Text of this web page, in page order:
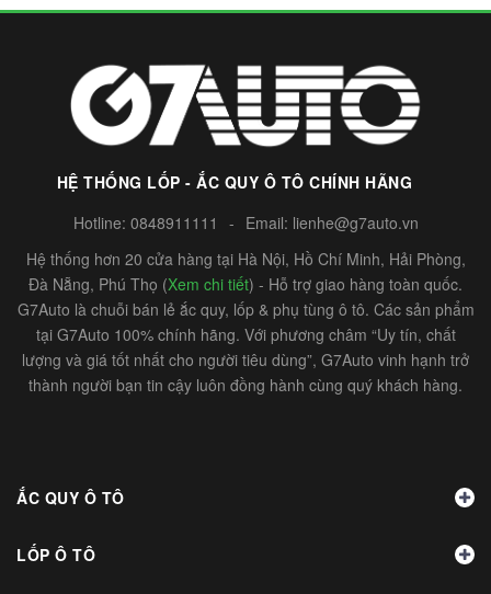
HỆ THỐNG LỐP - ẮC QUY Ô TÔ CHÍNH HÃNG
Hotline: 0848911111 - Email: lienhe@g7auto.vn
Hệ thống hơn 20 cửa hàng tại Hà Nội, Hồ Chí Minh, Hải Phòng,
Đà Nẵng, Phú Thọ (Xem chi tiết) - Hỗ trợ giao hàng toàn quốc.
G7Auto là chuỗi bán lẻ ắc quy, lốp & phụ tùng ô tô. Các sản phẩm
tại G7Auto 100% chính hãng. Với phương châm “Uy tín, chất
lượng và giá tốt nhất cho người tiêu dùng”, G7Auto vinh hạnh trở
thành người bạn tin cậy luôn đồng hành cùng quý khách hàng.
ẮC QUY Ô TÔ
LỐP Ô TÔ